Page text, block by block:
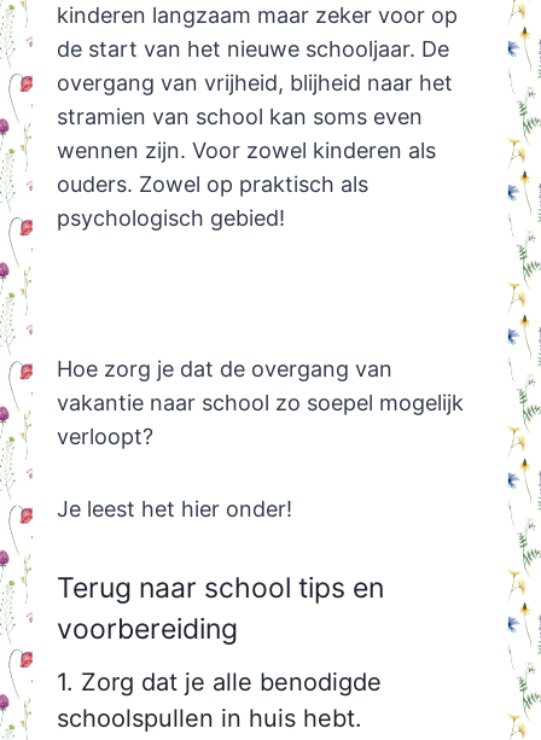
kinderen langzaam maar zeker voor op
de start van het nieuwe schooljaar. De
overgang van vrijheid, blijheid naar het
stramien van school kan soms even
wennen zijn. Voor zowel kinderen als
ouders. Zowel op praktisch als
psychologisch gebied!
Hoe zorg je dat de overgang van
vakantie naar school zo soepel mogelijk
verloopt?
Je leest het hier onder!
Terug naar school tips en
voorbereiding
1. Zorg dat je alle benodigde
schoolspullen in huis hebt.